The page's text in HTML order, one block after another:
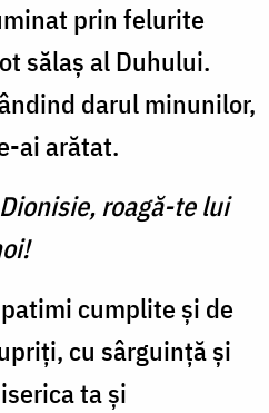
prin felurite
sălaș al Duhului.
darul minunilor,
ai arătat.
roagă-te lui
cumplite și de
cu sârguință și
ta și